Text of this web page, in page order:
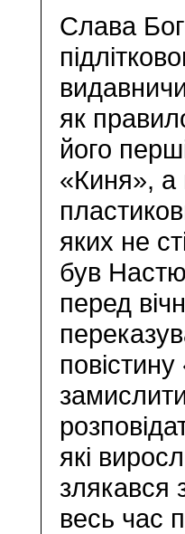
Слава
як
його
«Киня», а
яких не
був
перед
які
злякався
весь час